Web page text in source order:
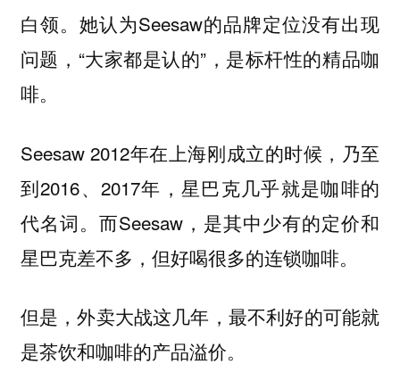
白领。她认为Seesaw的品牌定位没有出现
问题，“大家都是认的”，是标杆性的精品咖
啡。
Seesaw 2012年在上海刚成立的时候，乃至
到2016、2017年，星巴克几乎就是咖啡的
代名词。而Seesaw，是其中少有的定价和
星巴克差不多，但好喝很多的连锁咖啡。
但是，外卖大战这几年，最不利好的可能就
是茶饮和咖啡的产品溢价。